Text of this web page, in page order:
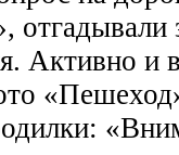
Активно и